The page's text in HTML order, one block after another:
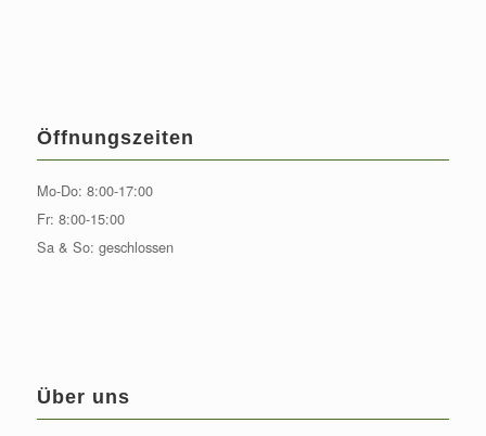
Öffnungszeiten
Mo-Do: 8:00-17:00
Fr: 8:00-15:00
Sa & So: geschlossen
Über uns